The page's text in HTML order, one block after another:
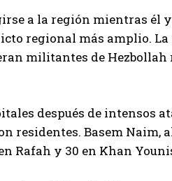
a la región mientras él
regional más amplio.
militantes de Hezbollah
después de intensos
residentes. Basem Naim,
Rafah y 30 en Khan